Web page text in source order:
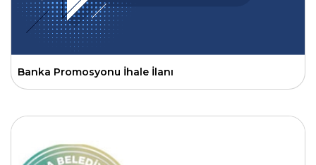
Banka Promosyonu İhale İlanı